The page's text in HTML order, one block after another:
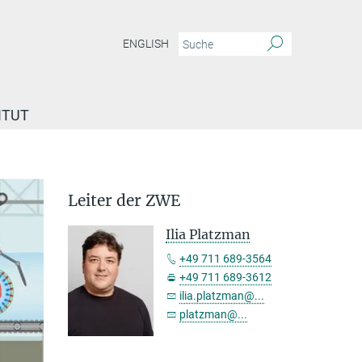
ENGLISH
Leiter der ZWE
Ilia Platzman
+49 711 689-3564
+49 711 689-3612
ilia.platzman@...
platzman@...